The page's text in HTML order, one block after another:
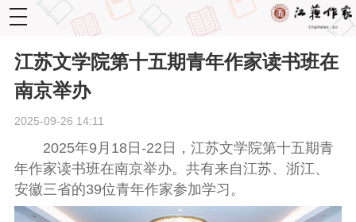
toggle
navigation
江苏文学院第十五期青年作家读书班在
南京举办
2025-09-26 14:11
2025年9月18日-22日，江苏文学院第十五期青
年作家读书班在南京举办。共有来自江苏、浙江、
安徽三省的39位青年作家参加学习。